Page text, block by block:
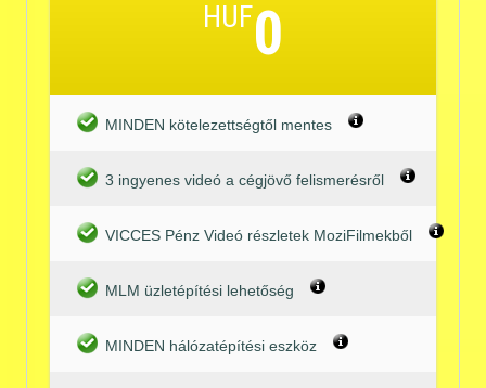
HUF0
MINDEN kötelezettségtől mentes
3 ingyenes videó a cégjövő felismerésről
VICCES Pénz Videó részletek MoziFilmekből
MLM üzletépítési lehetőség
MINDEN hálózatépítési eszköz